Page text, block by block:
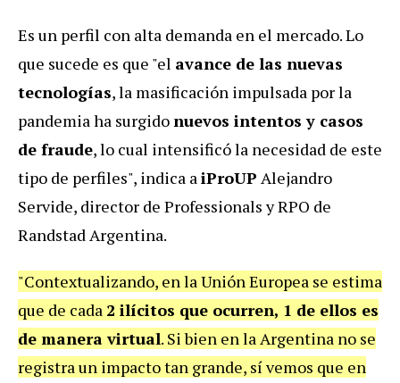
Es un perfil con alta demanda en el mercado. Lo
que sucede es que "el avance de las nuevas
tecnologías, la masificación impulsada por la
pandemia ha surgidonuevos intentos y casos
de fraude, lo cual intensificó la necesidad de este
tipo de perfiles", indica aiProUP Alejandro
Servide, director de Professionals y RPO de
Randstad Argentina.
"Contextualizando, en la Unión Europea se estima
que de cada 2 ilícitos que ocurren, 1 de ellos es
de manera virtual. Si bien en la Argentina no se
registra un impacto tan grande, sí vemos que en